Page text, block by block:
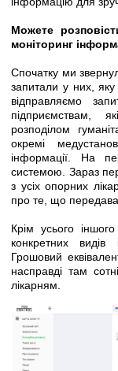
Можете
моніторинг
Спочатку ми
запитали у них,
відправляємо
підприємствам,
розподілом
окремі
інформації. На
системою. Зараз
з усіх опорних
про те, що
Крім усього
конкретних
Грошовий
насправді там
лікарням.